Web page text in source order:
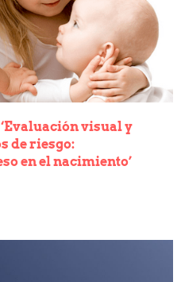
visual y
de riesgo:
en el nacimiento’